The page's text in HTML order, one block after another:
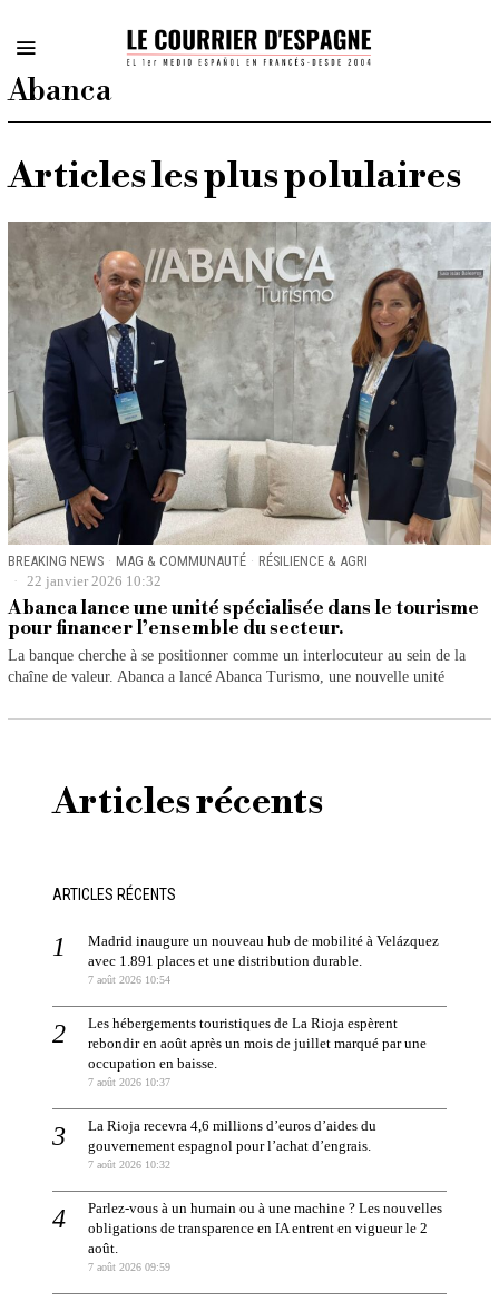
Abanca
Articles les plus polulaires
BREAKING NEWS · MAG & COMMUNAUTÉ · RÉSILIENCE & AGRI
22 janvier 2026 10:32
Abanca lance une unité spécialisée dans le tourisme
pour financer l’ensemble du secteur.
La banque cherche à se positionner comme un interlocuteur au sein de la
chaîne de valeur. Abanca a lancé Abanca Turismo, une nouvelle unité
Articles récents
ARTICLES RÉCENTS
Madrid inaugure un nouveau hub de mobilité à Velázquez
avec 1.891 places et une distribution durable.
7 août 2026 10:54
Les hébergements touristiques de La Rioja espèrent
rebondir en août après un mois de juillet marqué par une
occupation en baisse.
7 août 2026 10:37
La Rioja recevra 4,6 millions d’euros d’aides du
gouvernement espagnol pour l’achat d’engrais.
7 août 2026 10:32
Parlez-vous à un humain ou à une machine ? Les nouvelles
obligations de transparence en IA entrent en vigueur le 2
août.
7 août 2026 09:59